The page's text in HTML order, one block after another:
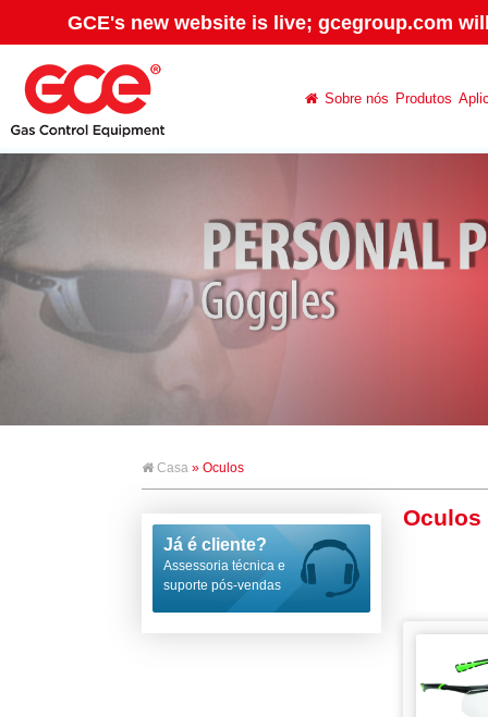
GCE's new website is live; gcegroup.com
Sobre nós Produtos
Casa » Oculos
Já é cliente?
Assessoria técnica e
suporte pós-vendas
Oculos